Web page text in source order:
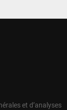
et d’analyses